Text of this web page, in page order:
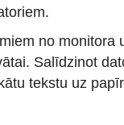
no monitora
Salīdzinot
tekstu uz